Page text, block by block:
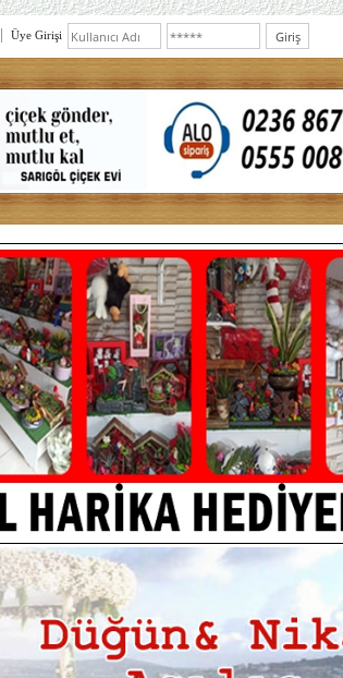
Üye Girişi